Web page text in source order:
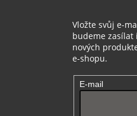
Vložte svůj e-
budeme zasílat
nových
e-shopu.
E-mail